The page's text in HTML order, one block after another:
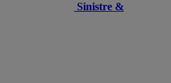
Sinistre &